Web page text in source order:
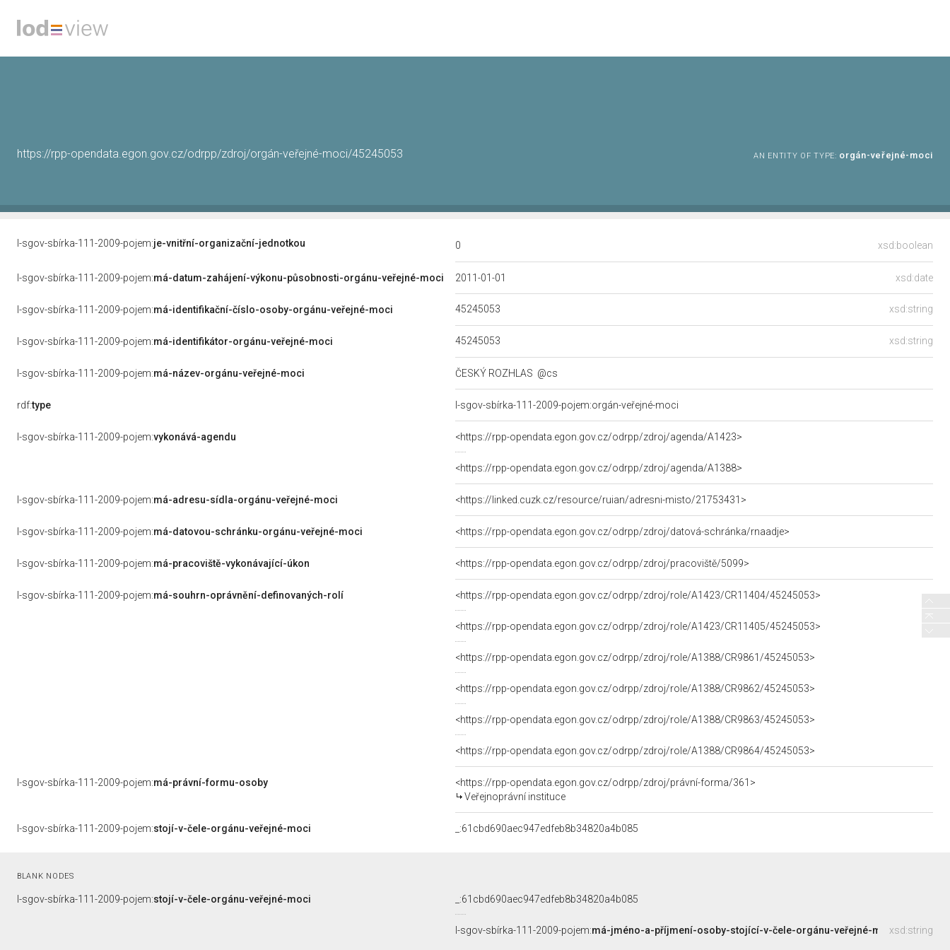
https://rpp-opendata.egon.gov.cz/odrpp/zdroj/orgán-veřejné-moci/45245053 AN ENTITY OF TYPE: orgán-veřejné-moci
l-sgov-sbírka-111-2009-pojem:je-vnitřní-organizační-jednotkou xsd:boolean
0
l-sgov-sbírka-111-2009-pojem:má-datum-zahájení-výkonu-působnosti-orgánu-veřejné-moci xsd:date
2011-01-01
l-sgov-sbírka-111-2009-pojem:má-identifikační-číslo-osoby-orgánu-veřejné-moci xsd:string
45245053
l-sgov-sbírka-111-2009-pojem:má-identifikátor-orgánu-veřejné-moci xsd:string
45245053
l-sgov-sbírka-111-2009-pojem:má-název-orgánu-veřejné-moci ČESKÝ ROZHLAS @cs
rdf:type l-sgov-sbírka-111-2009-pojem:orgán-veřejné-moci
l-sgov-sbírka-111-2009-pojem:vykonává-agendu <https://rpp-opendata.egon.gov.cz/odrpp/zdroj/agenda/A1423>
<https://rpp-opendata.egon.gov.cz/odrpp/zdroj/agenda/A1388>
l-sgov-sbírka-111-2009-pojem:má-adresu-sídla-orgánu-veřejné-moci <https://linked.cuzk.cz/resource/ruian/adresni-misto/21753431>
l-sgov-sbírka-111-2009-pojem:má-datovou-schránku-orgánu-veřejné-moci <https://rpp-opendata.egon.gov.cz/odrpp/zdroj/datová-schránka/rnaadje>
l-sgov-sbírka-111-2009-pojem:má-pracoviště-vykonávající-úkon <https://rpp-opendata.egon.gov.cz/odrpp/zdroj/pracoviště/5099>
l-sgov-sbírka-111-2009-pojem:má-souhrn-oprávnění-definovaných-rolí <https://rpp-opendata.egon.gov.cz/odrpp/zdroj/role/A1423/CR11404/45245053>
<https://rpp-opendata.egon.gov.cz/odrpp/zdroj/role/A1423/CR11405/45245053>
<https://rpp-opendata.egon.gov.cz/odrpp/zdroj/role/A1388/CR9861/45245053>
<https://rpp-opendata.egon.gov.cz/odrpp/zdroj/role/A1388/CR9862/45245053>
<https://rpp-opendata.egon.gov.cz/odrpp/zdroj/role/A1388/CR9863/45245053>
<https://rpp-opendata.egon.gov.cz/odrpp/zdroj/role/A1388/CR9864/45245053>
l-sgov-sbírka-111-2009-pojem:má-právní-formu-osoby
<https://rpp-opendata.egon.gov.cz/odrpp/zdroj/právní-forma/361>
Veřejnoprávní instituce
l-sgov-sbírka-111-2009-pojem:stojí-v-čele-orgánu-veřejné-moci _:61cbd690aec947edfeb8b34820a4b085
BLANK NODES
l-sgov-sbírka-111-2009-pojem:stojí-v-čele-orgánu-veřejné-moci _:61cbd690aec947edfeb8b34820a4b085
l-sgov-sbírka-111-2009-pojem:má-jméno-a-příjmení-osoby-stojící-v-čele-orgánu-veřejné-mocixsd:string
RENÉ